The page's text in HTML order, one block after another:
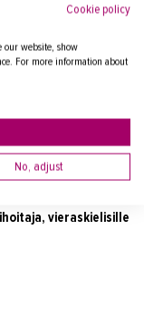
puh. 044
044 7906
vieraskielisille
Cookie policy
our website, show
For more information about
No, adjust